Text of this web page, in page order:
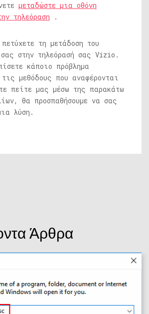
μεταδώστε μια οθόνη
τηλεόραση .
τη μετάδοση του
σας στην τηλεόρασή σας Vizio.
κάποιο πρόβλημα
μεθόδους που αναφέρονται
πείτε μας μέσω της παρακάτω
θα προσπαθήσουμε να σας
λύση.
Άρθρα